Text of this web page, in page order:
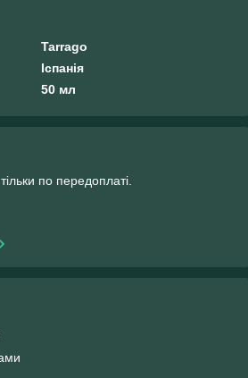
Tarrago
Іспанія
50 мл
по передоплаті.